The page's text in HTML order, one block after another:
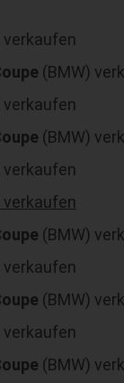
verkaufen
(BMW)
verkaufen
(BMW)
verkaufen
verkaufen
(BMW)
verkaufen
(BMW)
verkaufen
(BMW)